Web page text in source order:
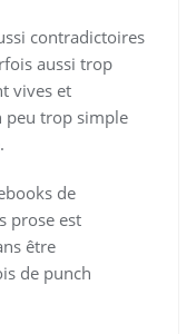
contradictoires
aussi trop
vives et
peu trop simple
de
prose est
être
de punch